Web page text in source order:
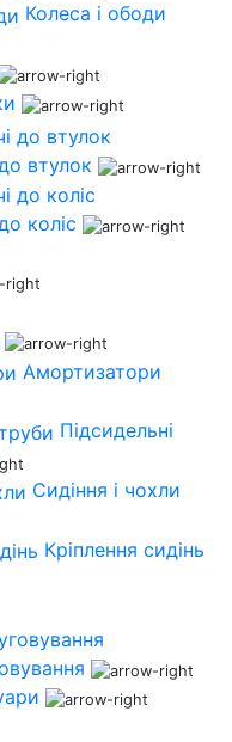
Колеса і ободи
втулок
коліс
Амортизатори
Підсидельні
Сидіння і чохли
Кріплення сидінь